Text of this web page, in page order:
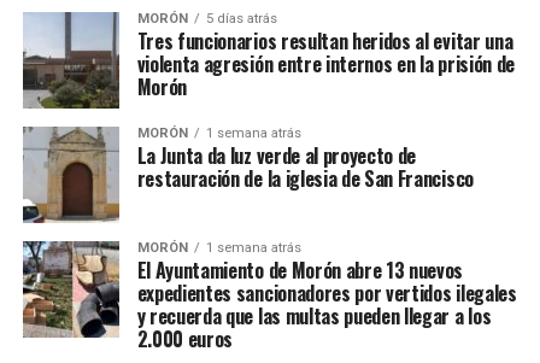
MORÓN 5 días atrás
Tres funcionarios resultan heridos al evitar una
violenta agresión entre internos en la prisión de
Morón
MORÓN 1 semana atrás
La Junta da luz verde al proyecto de
restauración de la iglesia de San Francisco
MORÓN 1 semana atrás
El Ayuntamiento de Morón abre 13 nuevos
expedientes sancionadores por vertidos ilegales
y recuerda que las multas pueden llegar a los
2.000 euros